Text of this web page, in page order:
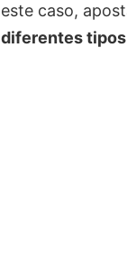
este caso,
diferentes